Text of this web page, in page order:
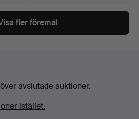
fler föremål
avslutade auktioner.
istället.